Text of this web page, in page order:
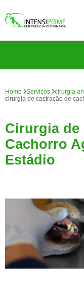
Home Serviços cirurgia
cirurgia de castração de
Cirurgia de
Cachorro
Estádio